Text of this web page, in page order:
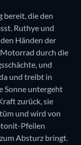
bereit, die den
Ruthye und
Händen der
Motorrad durch die
und
und treibt in
Sonne untergeht
zurück, sie
und wird von
Pfeilen
Absturz bringt.